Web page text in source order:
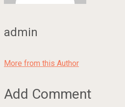
admin
More from this Author
Add Comment